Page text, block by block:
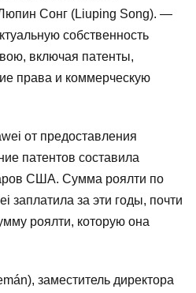
Сонг (Liuping Song). —
собственность
включая патенты,
права и коммерческую
от предоставления
патентов составила
США. Сумма роялти по
заплатила за эти годы, почти
роялти, которую она
заместитель директора